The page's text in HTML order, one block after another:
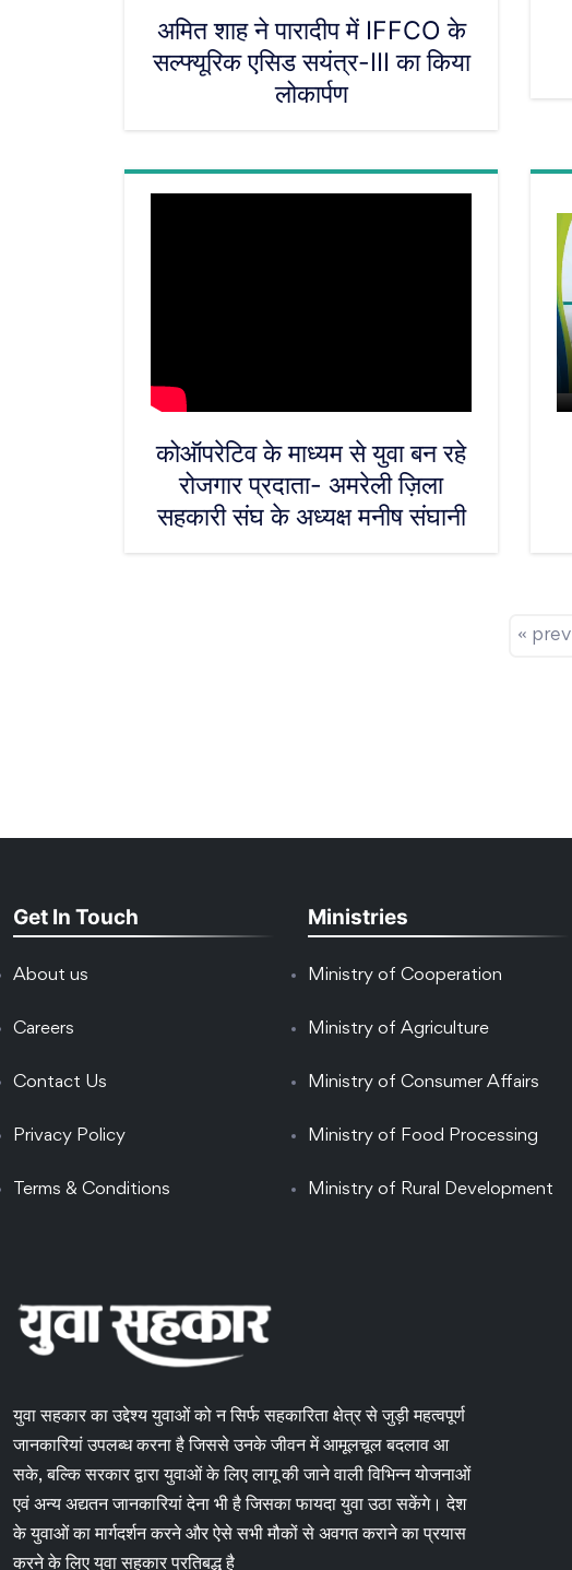
अमित शाह ने पारादीप में IFFCO के
सल्फ्यूरिक एसिड सयंत्र-III का किया
लोकार्पण
कोऑपरेटिव के माध्यम से युवा बन रहे
रोजगार प्रदाता- अमरेली ज़िला
सहकारी संघ के अध्यक्ष मनीष संघानी
« prev
Get In Touch
About us
Careers
Contact Us
Privacy Policy
Terms & Conditions
Ministries
Ministry of Cooperation
Ministry of Agriculture
Ministry of Consumer Affairs
Ministry of Food Processing
Ministry of Rural Development
युवा सहकार का उद्देश्य युवाओं को न सिर्फ सहकारिता क्षेत्र से जुड़ी महत्वपूर्ण
जानकारियां उपलब्ध करना है जिससे उनके जीवन में आमूलचूल बदलाव आ
सके, बल्कि सरकार द्वारा युवाओं के लिए लागू की जाने वाली विभिन्न योजनाओं
एवं अन्य अद्यतन जानकारियां देना भी है जिसका फायदा युवा उठा सकेंगे। देश
के युवाओं का मार्गदर्शन करने और ऐसे सभी मौकों से अवगत कराने का प्रयास
करने के लिए युवा सहकार प्रतिबद्ध है